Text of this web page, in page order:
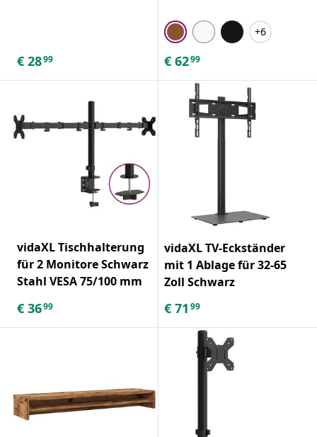
€ 2899
+6
€ 6299
vidaXL Tischhalterung
für 2 Monitore Schwarz
Stahl VESA 75/100 mm
€ 3699
vidaXL TV-Eckständer
mit 1 Ablage für 32-65
Zoll Schwarz
€ 71 99